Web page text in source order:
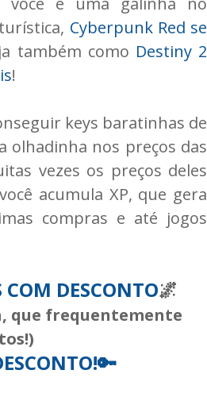
Cyberpunk Red se
também como Destiny 2
!
keys baratinhas de
olhadinha nos preços das
vezes os preços deles
acumula XP, que gera
compras e até jogos
DESCONTO🌌
que frequentemente
🔑